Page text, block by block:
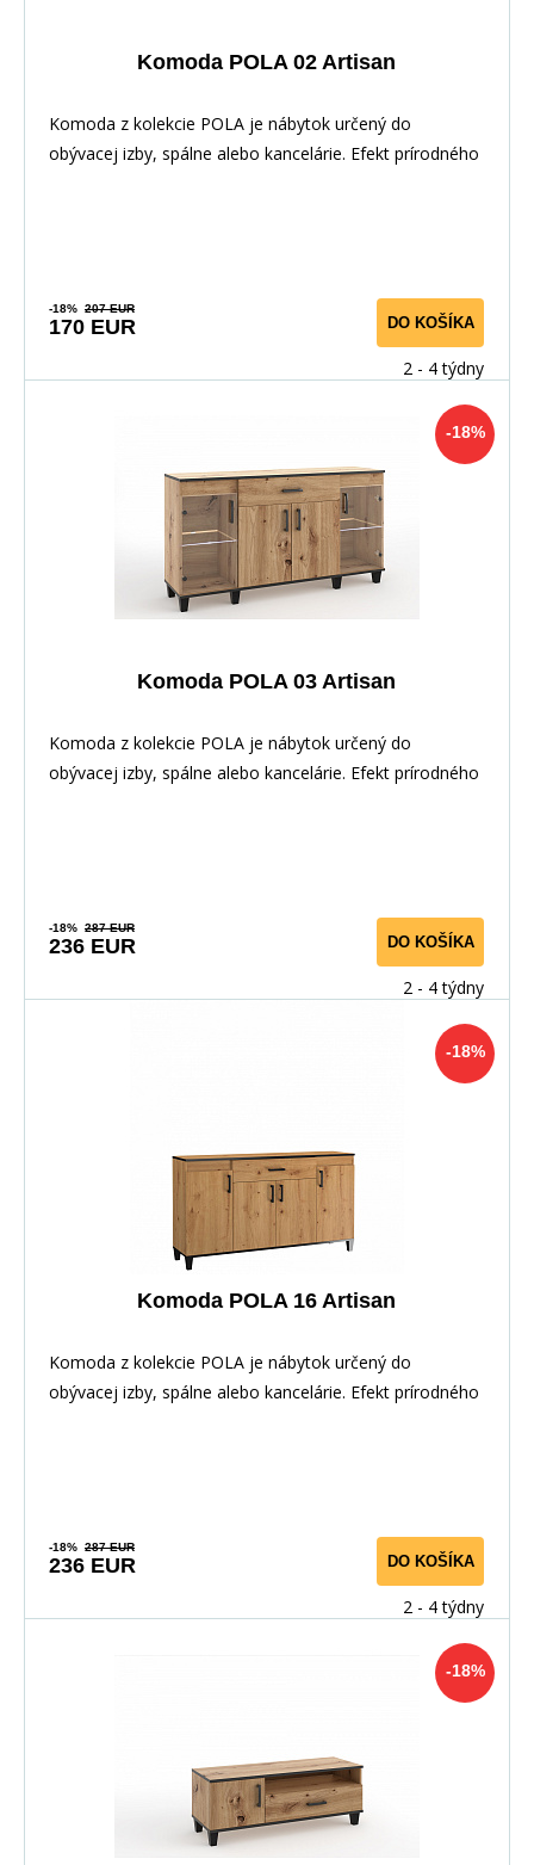
Komoda POLA 02 Artisan
Komoda z kolekcie POLA je nábytok určený do
obývacej izby, spálne alebo kancelárie. Efekt prírodného
-18% 207 EUR
170 EUR DO KOŠÍKA
2 - 4 týdny
-18%
Komoda POLA 03 Artisan
Komoda z kolekcie POLA je nábytok určený do
obývacej izby, spálne alebo kancelárie. Efekt prírodného
-18% 287 EUR
236 EUR DO KOŠÍKA
2 - 4 týdny
-18%
Komoda POLA 16 Artisan
Komoda z kolekcie POLA je nábytok určený do
obývacej izby, spálne alebo kancelárie. Efekt prírodného
-18% 287 EUR
236 EUR DO KOŠÍKA
2 - 4 týdny
-18%